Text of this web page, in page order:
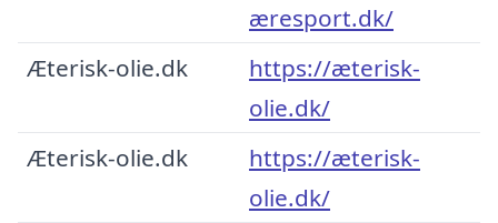
æresport.dk/
Æterisk-olie.dk
https://æterisk-
olie.dk/
Æterisk-olie.dk
https://æterisk-
olie.dk/